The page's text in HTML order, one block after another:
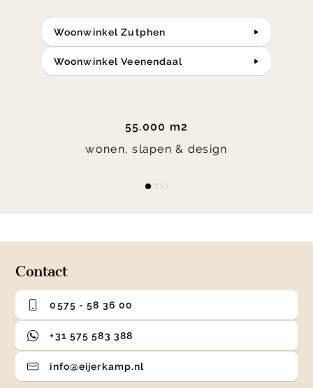
Woonwinkel Zutphen
Woonwinkel Veenendaal
55.000 m2
wonen, slapen & design
Contact
0575 - 58 36 00
+31 575 583 388
info@eijerkamp.nl